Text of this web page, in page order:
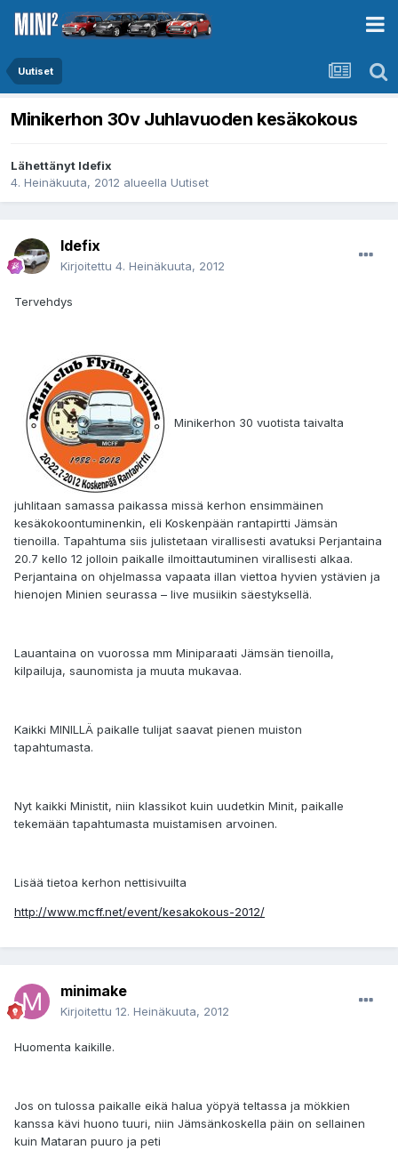
Uutiset
Minikerhon 30v Juhlavuoden kesäkokous
Lähettänyt Idefix
4. Heinäkuuta, 2012 alueella Uutiset
Idefix
Kirjoitettu 4. Heinäkuuta, 2012
Tervehdys
Minikerhon 30 vuotista taivalta
juhlitaan samassa paikassa missä kerhon ensimmäinen
kesäkokoontuminenkin, eli Koskenpään rantapirtti Jämsän
tienoilla. Tapahtuma siis julistetaan virallisesti avatuksi Perjantaina
20.7 kello 12 jolloin paikalle ilmoittautuminen virallisesti alkaa.
Perjantaina on ohjelmassa vapaata illan viettoa hyvien ystävien ja
hienojen Minien seurassa – live musiikin säestyksellä.
Lauantaina on vuorossa mm Miniparaati Jämsän tienoilla,
kilpailuja, saunomista ja muuta mukavaa.
Kaikki MINILLÄ paikalle tulijat saavat pienen muiston
tapahtumasta.
Nyt kaikki Ministit, niin klassikot kuin uudetkin Minit, paikalle
tekemään tapahtumasta muistamisen arvoinen.
Lisää tietoa kerhon nettisivuilta
http://www.mcff.net/event/kesakokous-2012/
minimake
Kirjoitettu 12. Heinäkuuta, 2012
Huomenta kaikille.
Jos on tulossa paikalle eikä halua yöpyä teltassa ja mökkien
kanssa kävi huono tuuri, niin Jämsänkoskella päin on sellainen
kuin Mataran puuro ja peti